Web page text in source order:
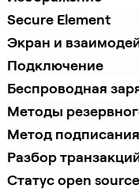
Secure Element
Экран и
Подключение
Беспроводная
Методы
Метод подписания
Разбор
Статус open source